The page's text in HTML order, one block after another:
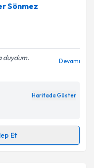
randevu takvimi
randevu almanız
posta ile
ilişkin
ediyorum.
Sönmez
duydum.
Devamı
Haritada Göster
Et